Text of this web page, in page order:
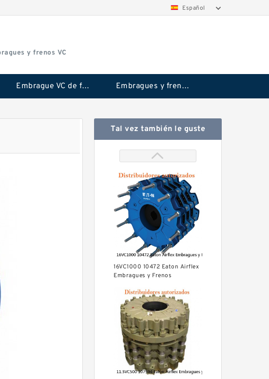
Español
y frenos VC
Embrague VC de fricción Rubflex Embragues y frenos VC
Tal vez también le guste
16VC1000 10472 Eaton Airflex
Embragues y Frenos